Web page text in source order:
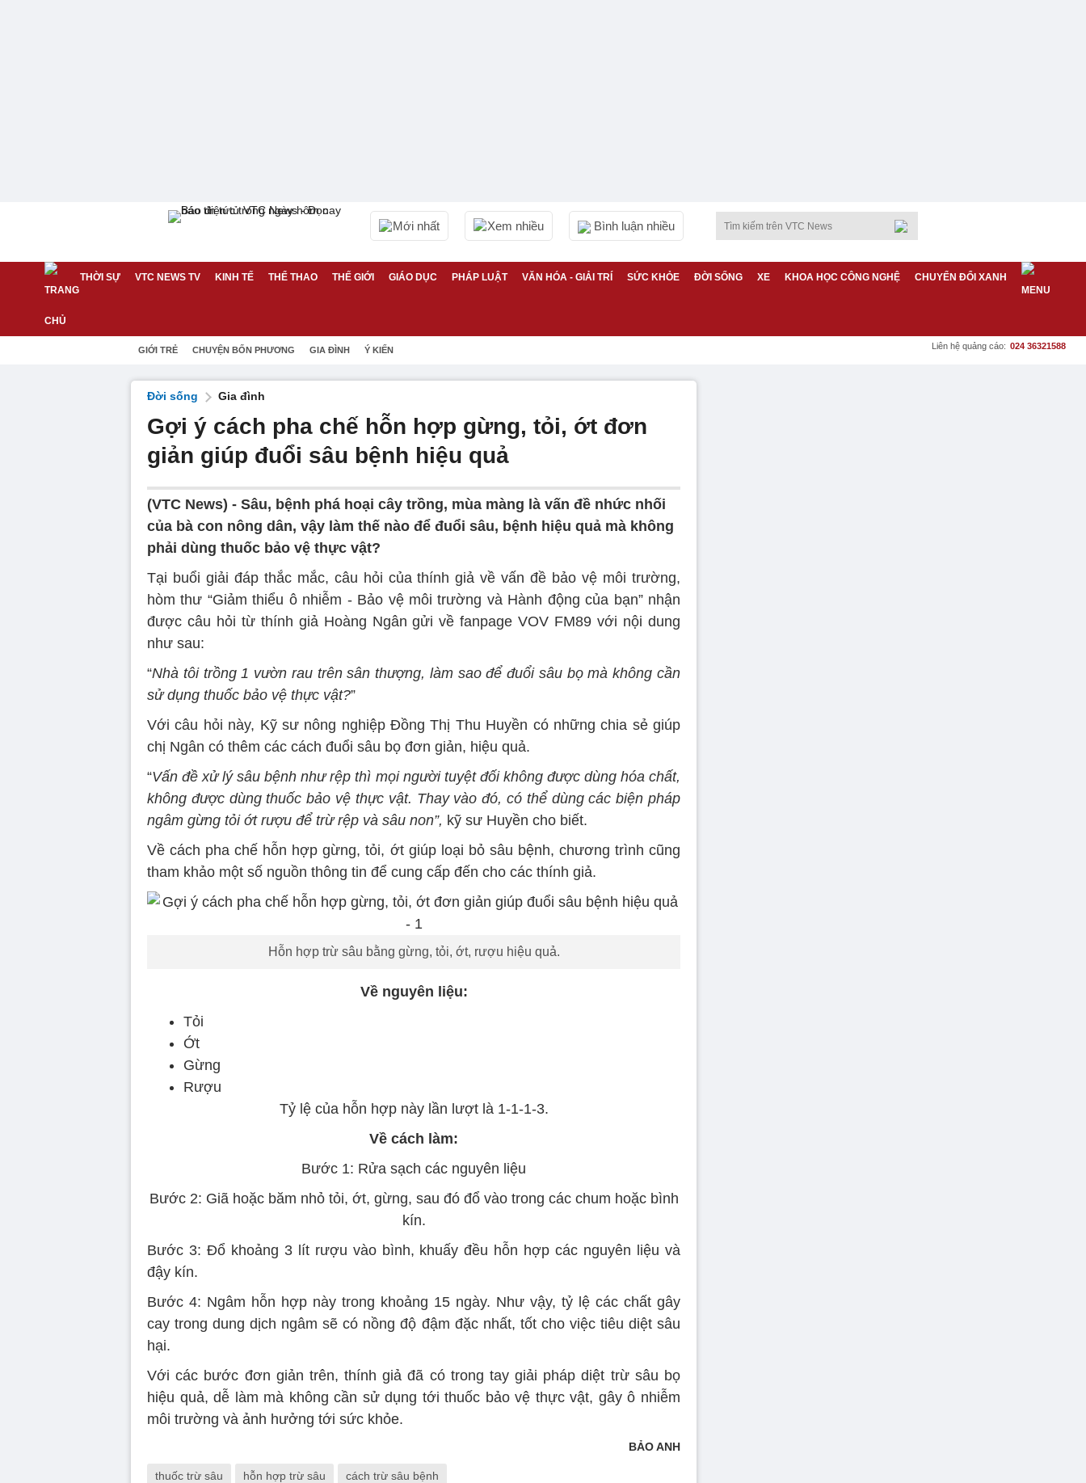
Mới nhất Xem nhiều Bình luận nhiều
THỜI SỰ VTC NEWS TV KINH TẾ THỂ THAO THẾ GIỚI GIÁO DỤC PHÁP LUẬT VĂN HÓA - GIẢI TRÍ SỨC KHỎE ĐỜI SỐNG XE KHOA HỌC CÔNG NGHỆ CHUYỂN ĐỔI XANH
GIỚI TRẺ CHUYỆN BỐN PHƯƠNG GIA ĐÌNH Ý KIẾN Liên hệ quảng cáo: 024 36321588
Đời sống Gia đình
Gợi ý cách pha chế hỗn hợp gừng, tỏi, ớt đơn
giản giúp đuổi sâu bệnh hiệu quả
(VTC News) - Sâu, bệnh phá hoại cây trồng, mùa màng là vấn đề nhức nhối
của bà con nông dân, vậy làm thế nào để đuổi sâu, bệnh hiệu quả mà không
phải dùng thuốc bảo vệ thực vật?
Tại buổi giải đáp thắc mắc, câu hỏi của thính giả về vấn đề bảo vệ môi trường,
hòm thư “Giảm thiểu ô nhiễm - Bảo vệ môi trường và Hành động của bạn” nhận
được câu hỏi từ thính giả Hoàng Ngân gửi về fanpage VOV FM89 với nội dung
như sau:
“Nhà tôi trồng 1 vườn rau trên sân thượng, làm sao để đuổi sâu bọ mà không cần
sử dụng thuốc bảo vệ thực vật?”
Với câu hỏi này, Kỹ sư nông nghiệp Đồng Thị Thu Huyền có những chia sẻ giúp
chị Ngân có thêm các cách đuổi sâu bọ đơn giản, hiệu quả.
“Vấn đề xử lý sâu bệnh như rệp thì mọi người tuyệt đối không được dùng hóa chất,
không được dùng thuốc bảo vệ thực vật. Thay vào đó, có thể dùng các biện pháp
ngâm gừng tỏi ớt rượu để trừ rệp và sâu non”, kỹ sư Huyền cho biết.
Về cách pha chế hỗn hợp gừng, tỏi, ớt giúp loại bỏ sâu bệnh, chương trình cũng
tham khảo một số nguồn thông tin để cung cấp đến cho các thính giả.
Hỗn hợp trừ sâu bằng gừng, tỏi, ớt, rượu hiệu quả.
Về nguyên liệu:
Tỏi
Ớt
Gừng
Rượu
Tỷ lệ của hỗn hợp này lần lượt là 1-1-1-3.
Về cách làm:
Bước 1: Rửa sạch các nguyên liệu
Bước 2: Giã hoặc băm nhỏ tỏi, ớt, gừng, sau đó đổ vào trong các chum hoặc bình
kín.
Bước 3: Đổ khoảng 3 lít rượu vào bình, khuấy đều hỗn hợp các nguyên liệu và
đậy kín.
Bước 4: Ngâm hỗn hợp này trong khoảng 15 ngày. Như vậy, tỷ lệ các chất gây
cay trong dung dịch ngâm sẽ có nồng độ đậm đặc nhất, tốt cho việc tiêu diệt sâu
hại.
Với các bước đơn giản trên, thính giả đã có trong tay giải pháp diệt trừ sâu bọ
hiệu quả, dễ làm mà không cần sử dụng tới thuốc bảo vệ thực vật, gây ô nhiễm
môi trường và ảnh hưởng tới sức khỏe.
BẢO ANH
thuốc trừ sâu hỗn hợp trừ sâu cách trừ sâu bệnh